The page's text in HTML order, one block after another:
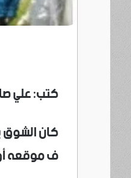
كتب: علي
كان الشوق
ف موقعه